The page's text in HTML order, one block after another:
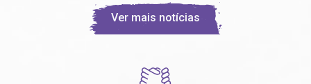
Ver mais notícias